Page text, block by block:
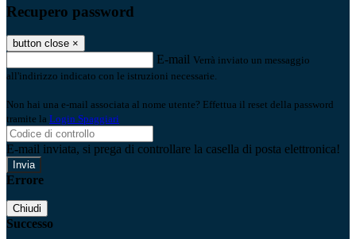
Recupero password
button close ×
E-mail Verrà inviato un messaggio
all'indirizzo indicato con le istruzioni necessarie.
Non hai una e-mail associata al nome utente? Effettua il reset della password
tramite la Login Spaggiari
E-mail inviata, si prega di controllare la casella di posta elettronica!
Errore
Chiudi
Successo